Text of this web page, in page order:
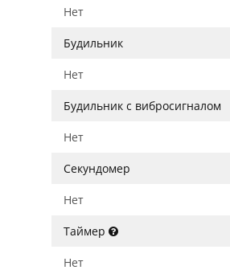
Нет
Будильник
Нет
Будильник с вибросигналом
Нет
Секундомер
Нет
Таймер
Нет